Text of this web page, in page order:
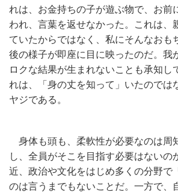
れは、お金持ちの子が遊ぶ物で、お前
われ、言葉を返せなかった。これは、
ていたからではなく、私にそんなおも
後の様子が即座に目に映ったのだ。我
ロクな結果が生まれないことも承知し
れは、「身の丈を知って」いたのでは
ヤジである。
身体も頭も、柔軟性が必要なのは周
し、全員がそこを目指す必要はないの
近、政治や文化をはじめ多くの分野で
のは言うまでもないことだ。一方で、